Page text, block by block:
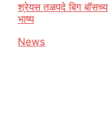
श्रेयस तळपदे बिग
भाष्य
In relation to
News